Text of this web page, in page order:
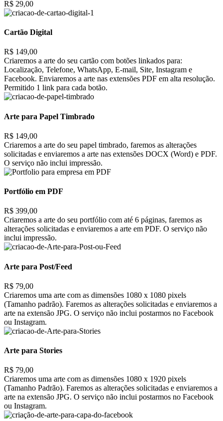
R$ 29,00
Cartão Digital
R$ 149,00
Criaremos a arte do seu cartão com botões linkados para:
Localização, Telefone, WhatsApp, E-mail, Site, Instagram e
Facebook. Enviaremos a arte nas extensões PDF em alta resolução.
Permitido 1 link para cada botão.
Arte para Papel Timbrado
R$ 149,00
Criaremos a arte do seu papel timbrado, faremos as alterações
solicitadas e enviaremos a arte nas extensões DOCX (Word) e PDF.
O serviço não inclui impressão.
Portfólio em PDF
R$ 399,00
Criaremos a arte do seu portfólio com até 6 páginas, faremos as
alterações solicitadas e enviaremos a arte em PDF. O serviço não
inclui impressão.
Arte para Post/Feed
R$ 79,00
Criaremos uma arte com as dimensões 1080 x 1080 pixels
(Tamanho padrão). Faremos as alterações solicitadas e enviaremos a
arte na extensão JPG. O serviço não inclui postarmos no Facebook
ou Instagram.
Arte para Stories
R$ 79,00
Criaremos uma arte com as dimensões 1080 x 1920 pixels
(Tamanho Padrão). Faremos as alterações solicitadas e enviaremos a
arte na extensão JPG. O serviço não inclui postarmos no Facebook
ou Instagram.